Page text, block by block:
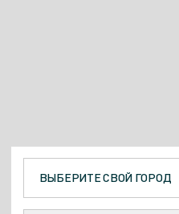
ВЫБЕРИТЕ СВОЙ ГОРОД